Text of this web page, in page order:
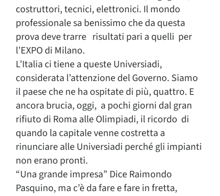
costruttori, tecnici, elettronici. Il mondo
professionale sa benissimo che da questa
prova deve trarre risultati pari a quelli per
l’EXPO di Milano.
L’Italia ci tiene a queste Universiadi,
considerata l’attenzione del Governo. Siamo
il paese che ne ha ospitate di più, quattro. E
ancora brucia, oggi, a pochi giorni dal gran
rifiuto di Roma alle Olimpiadi, il ricordo di
quando la capitale venne costretta a
rinunciare alle Universiadi perché gli impianti
non erano pronti.
“Una grande impresa” Dice Raimondo
Pasquino, ma c’è da fare e fare in fretta,